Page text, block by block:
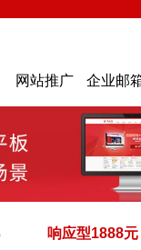
网站推广 企业邮
响应型1888元